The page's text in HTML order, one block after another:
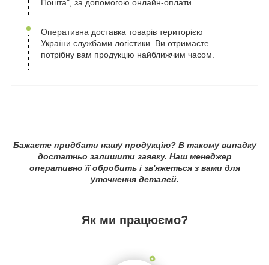
Пошта", за допомогою онлайн-оплати.
Оперативна доставка товарів територією
України службами логістики. Ви отримаєте
потрібну вам продукцію найближчим часом.
Бажаєте придбати нашу продукцію? В такому випадку
достатньо залишити заявку. Наш менеджер
оперативно її обробить і зв'яжеться з вами для
уточнення деталей.
Як ми працюємо?